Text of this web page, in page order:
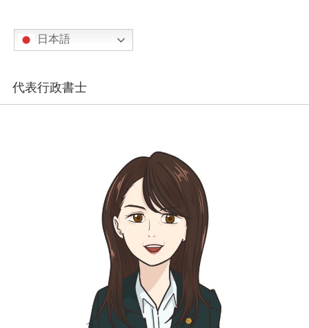
日本語
代表行政書士